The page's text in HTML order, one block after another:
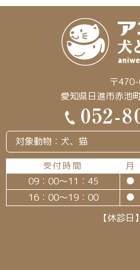
〒
愛知県日進市赤池
対象動物：犬、猫
受付時間 月
09：00～11：45 ●
16：00～19：00
●
【休診日